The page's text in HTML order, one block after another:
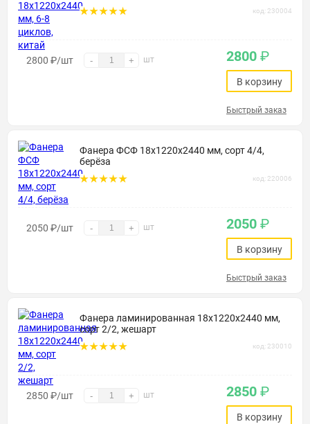
код: 230004
2800 ₽/шт - + шт 2800 ₽
В корзину
Быстрый заказ
Фанера ФСФ 18х1220х2440 мм, сорт 4/4,
берёза
код: 220006
2050 ₽/шт - + шт 2050 ₽
В корзину
Быстрый заказ
Фанера ламинированная 18х1220х2440 мм,
сорт 2/2, жешарт
код: 230010
2850 ₽/шт - + шт 2850 ₽
В корзину